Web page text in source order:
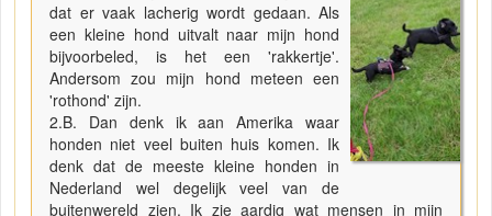
dat er vaak lacherig wordt gedaan. Als
een kleine hond uitvalt naar mijn hond
bijvoorbeled, is het een 'rakkertje'.
Andersom zou mijn hond meteen een
'rothond' zijn.
2.B. Dan denk ik aan Amerika waar
honden niet veel buiten huis komen. Ik
denk dat de meeste kleine honden in
Nederland wel degelijk veel van de
buitenwereld zien. Ik zie aardig wat mensen in mijn